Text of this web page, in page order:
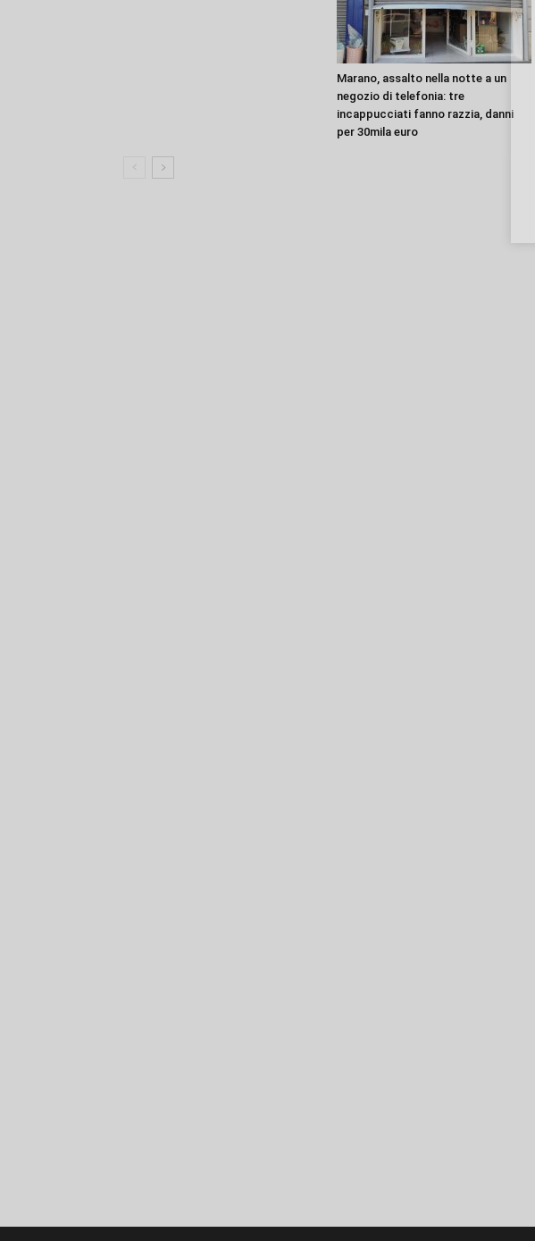
Marano, assalto nella notte a un
negozio di telefonia: tre
incappucciati fanno razzia, danni
per 30mila euro